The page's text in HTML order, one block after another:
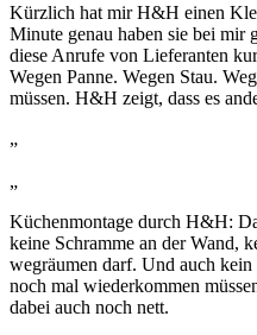
Kürzlich hat mir H&H einen
Minute genau haben sie bei mir
diese Anrufe von Lieferanten
Wegen Panne. Wegen Stau.
müssen. H&H zeigt, dass es
„
„
Küchenmontage durch H&H:
keine Schramme an der Wand,
wegräumen darf. Und auch
noch mal wiederkommen
dabei auch noch nett.